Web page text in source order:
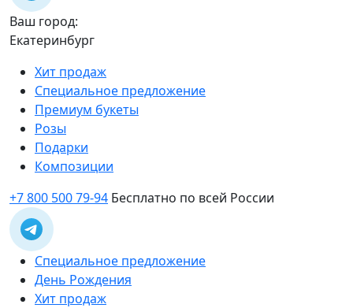
Ваш город:
Екатеринбург
Хит продаж
Специальное предложение
Премиум букеты
Розы
Подарки
Композиции
+7 800 500 79-94 Бесплатно по всей России
Специальное предложение
День Рождения
Хит продаж